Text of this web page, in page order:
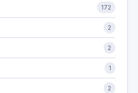
172
2
2
1
2